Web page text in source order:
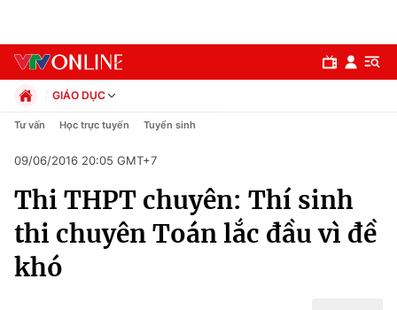
Chuyên mục
Chính trị
Xã hội
GIÁO DỤC
Chính trị
Pháp luật
Kinh tế
Thể thao
Truyền hình
Văn hóa - Giải trí
Tư vấn Học trực tuyến Tuyển sinh
09/06/2016 20:05 GMT+7
Thi THPT chuyên: Thí sinh
thi chuyên Toán lắc đầu vì đề
khó